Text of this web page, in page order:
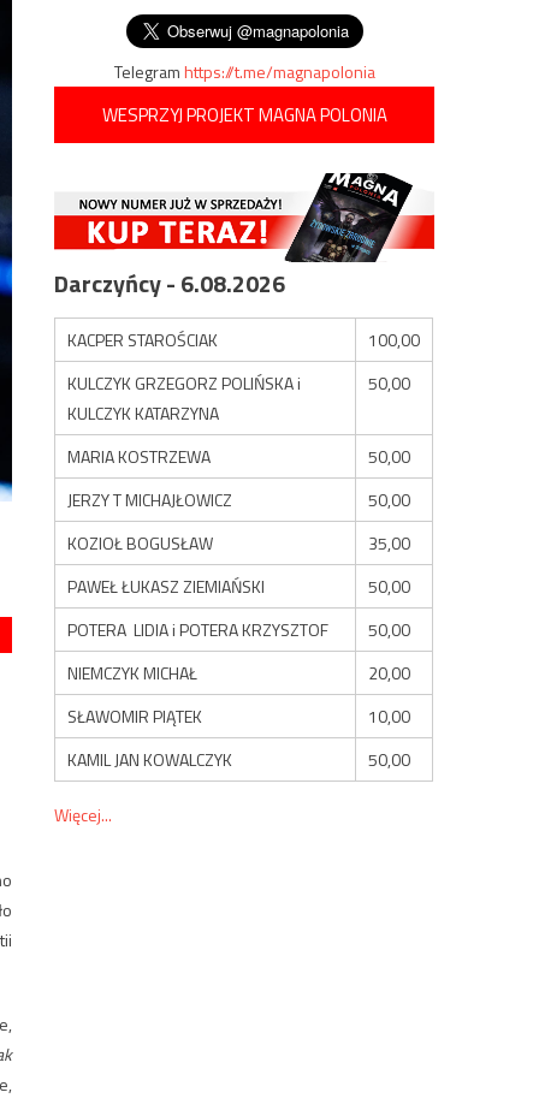
Telegramhttps://t.me/magnapolonia
WESPRZYJ PROJEKT MAGNA POLONIA
Darczyńcy - 6.08.2026
KACPER STAROŚCIAK
100,00
KULCZYK GRZEGORZ POLIŃSKA i
KULCZYK KATARZYNA
50,00
MARIA KOSTRZEWA
50,00
JERZY T MICHAJŁOWICZ
50,00
KOZIOŁ BOGUSŁAW
35,00
PAWEŁ ŁUKASZ ZIEMIAŃSKI
50,00
POTERA LIDIA i POTERA KRZYSZTOF
50,00
NIEMCZYK MICHAŁ
20,00
SŁAWOMIR PIĄTEK
10,00
KAMIL JAN KOWALCZYK
50,00
Więcej...